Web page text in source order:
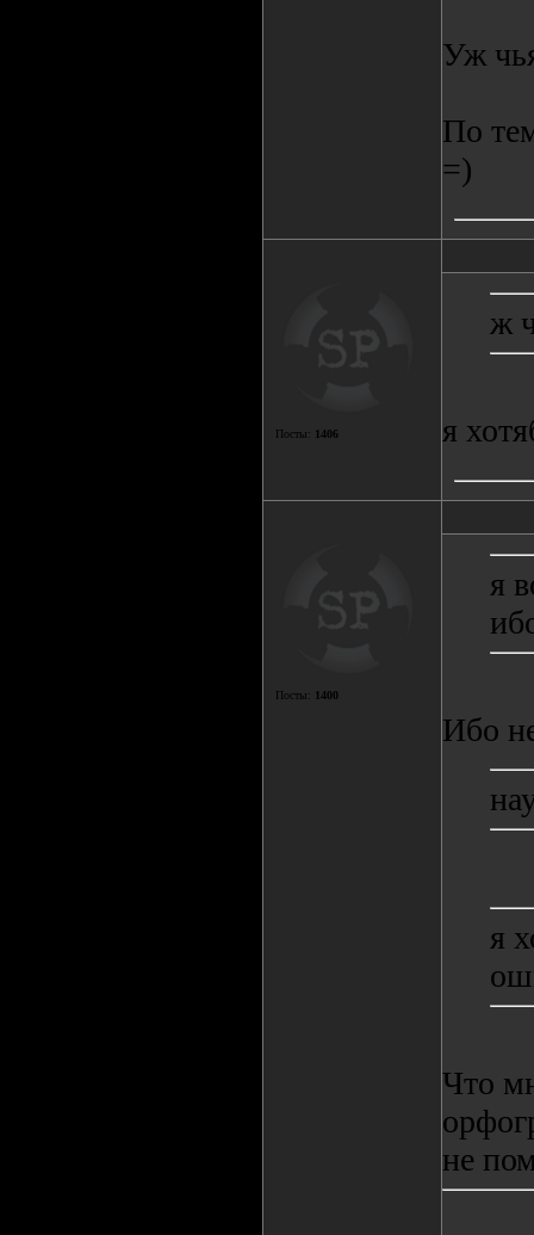
Уж
По
=)
Посты: 1406
ж
я
Посты: 1400
я
Ибо
я
Что
не